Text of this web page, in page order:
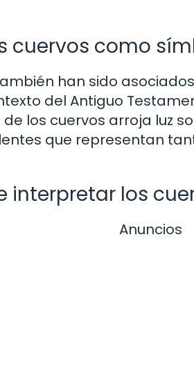
cuervos como
han sido
del Antiguo
los cuervos arroja luz
que representan
interpretar los
Anuncios